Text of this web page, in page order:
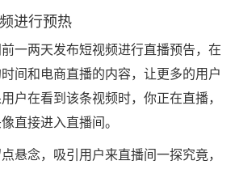
进行预热
两天发布短视频进行直播预告，在
间和电商直播的内容，让更多的用户
户在看到该条视频时，你正在直播，
直接进入直播间。
念，吸引用户来直播间一探究竟，